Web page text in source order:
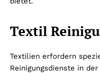
Textil
Textilien erfordern
Reinigungsdienste in